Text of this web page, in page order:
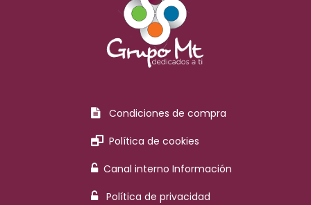
Condiciones de compra
Política de cookies
Canal interno Información
Política de privacidad